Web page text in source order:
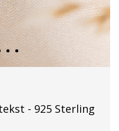
- 925 Sterling